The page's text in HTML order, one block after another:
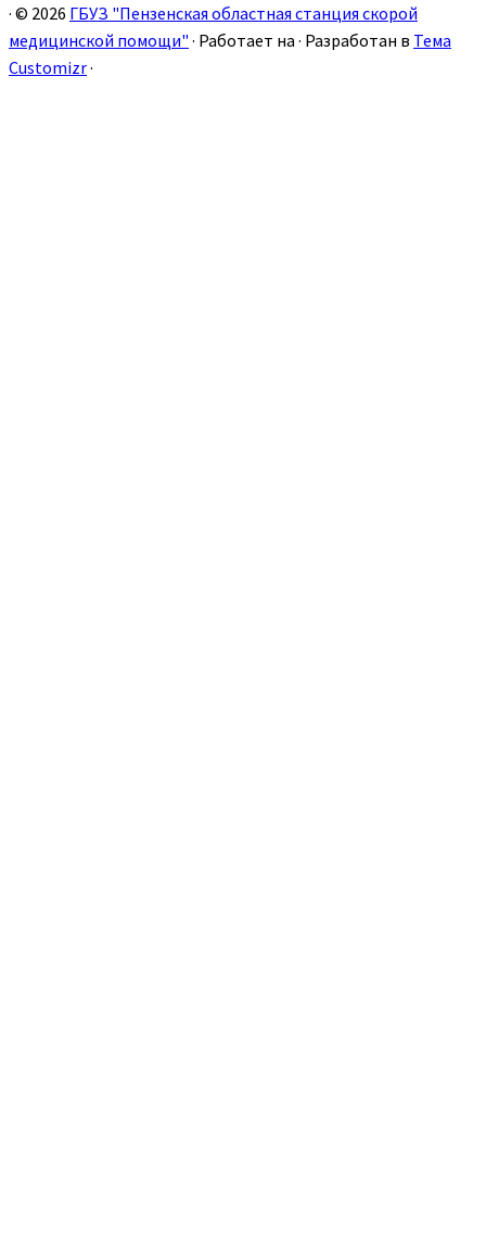
· © 2026 ГБУЗ "Пензенская областная станция скорой
медицинской помощи" · Работает на · Разработан в Тема
Customizr·